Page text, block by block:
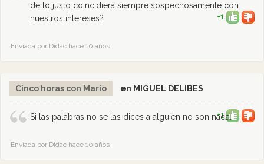
de lo justo coincidiera siempre sospechosamente con
nuestros intereses?
+1
Enviada por Didac hace 10 años
Cinco horas con Mario en MIGUEL DELIBES
Si las palabras no se las dices a alguien no son nada.
+1
Enviada por Didac hace 10 años